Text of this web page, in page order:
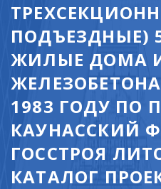
ПОДЪЕЗДНЫЕ)
ЖИЛЫЕ ДОМА
1983 ГОДУ ПО
КАУНАССКИЙ
ГОССТРОЯ
КАТАЛОГ